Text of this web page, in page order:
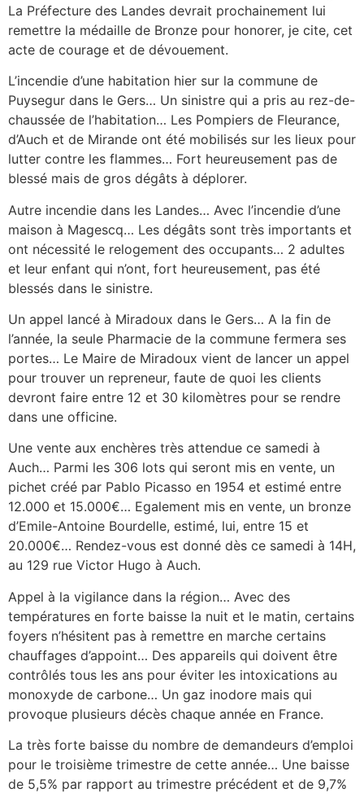
La Préfecture des Landes devrait prochainement lui
remettre la médaille de Bronze pour honorer, je cite, cet
acte de courage et de dévouement.
L’incendie d’une habitation hier sur la commune de
Puysegur dans le Gers… Un sinistre qui a pris au rez-de-
chaussée de l’habitation… Les Pompiers de Fleurance,
d’Auch et de Mirande ont été mobilisés sur les lieux pour
lutter contre les flammes… Fort heureusement pas de
blessé mais de gros dégâts à déplorer.
Autre incendie dans les Landes… Avec l’incendie d’une
maison à Magescq… Les dégâts sont très importants et
ont nécessité le relogement des occupants… 2 adultes
et leur enfant qui n’ont, fort heureusement, pas été
blessés dans le sinistre.
Un appel lancé à Miradoux dans le Gers… A la fin de
l’année, la seule Pharmacie de la commune fermera ses
portes… Le Maire de Miradoux vient de lancer un appel
pour trouver un repreneur, faute de quoi les clients
devront faire entre 12 et 30 kilomètres pour se rendre
dans une officine.
Une vente aux enchères très attendue ce samedi à
Auch… Parmi les 306 lots qui seront mis en vente, un
pichet créé par Pablo Picasso en 1954 et estimé entre
12.000 et 15.000€… Egalement mis en vente, un bronze
d’Emile-Antoine Bourdelle, estimé, lui, entre 15 et
20.000€… Rendez-vous est donné dès ce samedi à 14H,
au 129 rue Victor Hugo à Auch.
Appel à la vigilance dans la région… Avec des
températures en forte baisse la nuit et le matin, certains
foyers n’hésitent pas à remettre en marche certains
chauffages d’appoint… Des appareils qui doivent être
contrôlés tous les ans pour éviter les intoxications au
monoxyde de carbone… Un gaz inodore mais qui
provoque plusieurs décès chaque année en France.
La très forte baisse du nombre de demandeurs d’emploi
pour le troisième trimestre de cette année… Une baisse
de 5,5% par rapport au trimestre précédent et de 9,7%